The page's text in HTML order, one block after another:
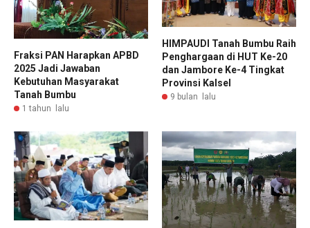
Fraksi PAN Harapkan APBD
2025 Jadi Jawaban
Kebutuhan Masyarakat
Tanah Bumbu
1 tahun lalu
HIMPAUDI Tanah Bumbu Raih
Penghargaan di HUT Ke-20
dan Jambore Ke-4 Tingkat
Provinsi Kalsel
9 bulan lalu